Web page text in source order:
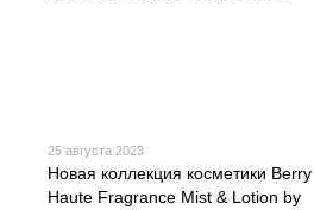
25 августа 2023
Новая коллекция косметики Berry
Haute Fragrance Mist & Lotion by